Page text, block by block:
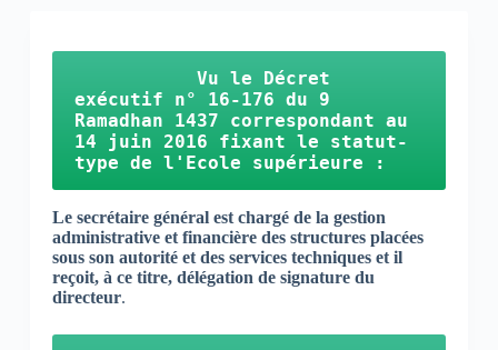
Vu le Décret
exécutif n° 16-176 du 9
Ramadhan 1437 correspondant au
14 juin 2016 fixant le statut-
type de l'Ecole supérieure :
Le secrétaire général est chargé de la gestion
administrative et financière des structures placées
sous son autorité et des services techniques et il
reçoit, à ce titre, délégation de signature du
directeur.